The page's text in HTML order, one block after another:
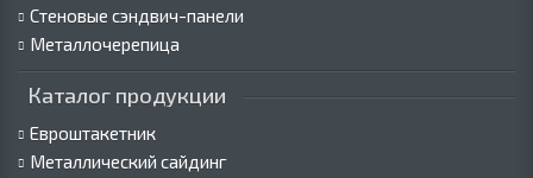
Стеновые сэндвич-панели
Металлочерепица
Каталог продукции
Евроштакетник
Металлический сайдинг